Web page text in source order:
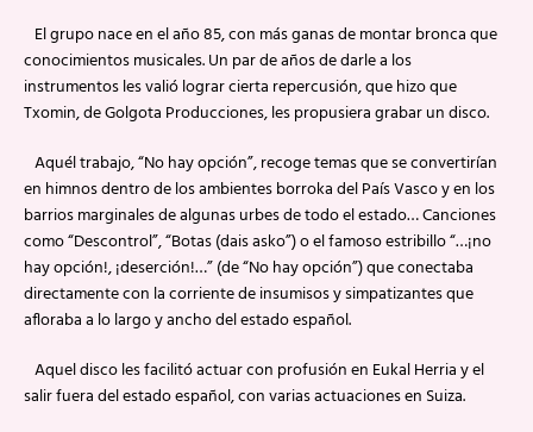
El grupo nace en el año 85, con más ganas de montar bronca que
conocimientos musicales. Un par de años de darle a los
instrumentos les valió lograr cierta repercusión, que hizo que
Txomin, de Golgota Producciones, les propusiera grabar un disco.
Aquél trabajo, “No hay opción”, recoge temas que se convertirían
en himnos dentro de los ambientes borroka del País Vasco y en los
barrios marginales de algunas urbes de todo el estado… Canciones
como “Descontrol”, “Botas (dais asko”) o el famoso estribillo “…¡no
hay opción!, ¡deserción!…” (de “No hay opción”) que conectaba
directamente con la corriente de insumisos y simpatizantes que
afloraba a lo largo y ancho del estado español.
Aquel disco les facilitó actuar con profusión en Eukal Herria y el
salir fuera del estado español, con varias actuaciones en Suiza.